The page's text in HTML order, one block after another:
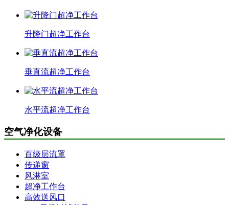
升降门超净工作台
垂直流超净工作台
水平流超净工作台
空气净化设备
百级层流罩
传递窗
风淋室
超净工作台
高效送风口